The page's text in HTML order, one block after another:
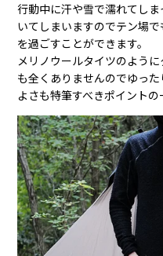
行動中に汗や雪で濡れてし
いてしまいますのでテン場
を過ごすことができます。
メリノウールタイツのよう
も全くありませんのでゆっ
よさも特筆すべきポイントの